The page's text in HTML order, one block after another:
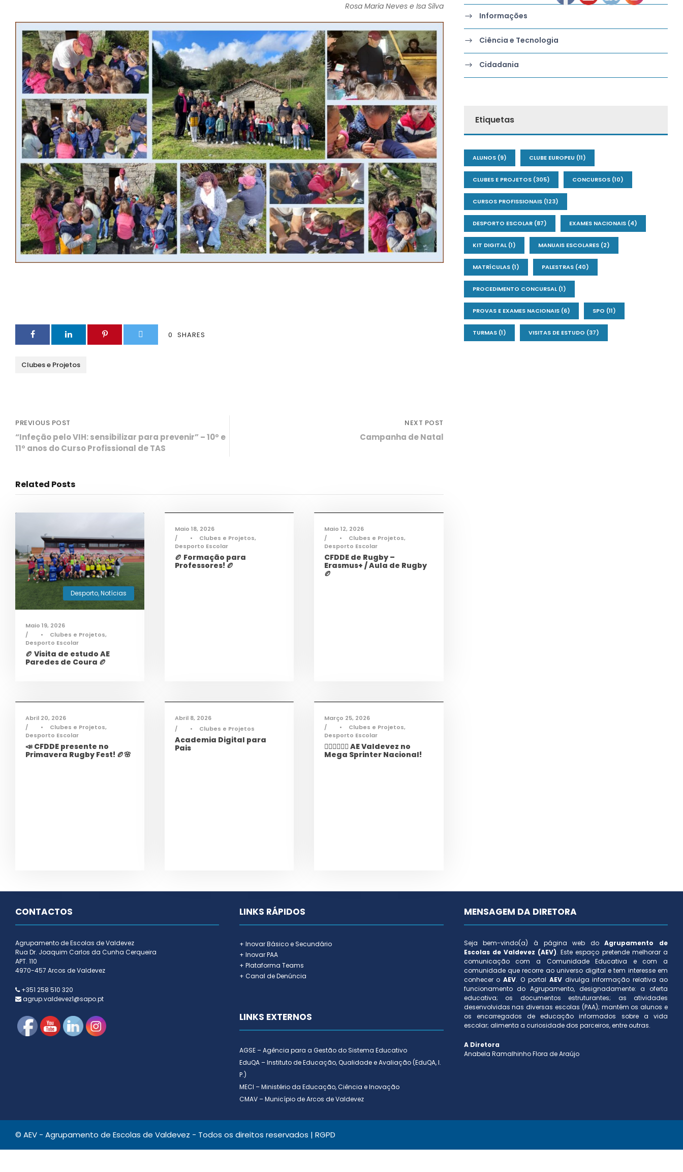
Rosa Maria Neves e Isa Silva
0 SHARES
Clubes e Projetos
PREVIOUS POST
“Infeção pelo VIH: sensibilizar para prevenir” – 10º e
11º anos do Curso Profissional de TAS
NEXT POST
Campanha de Natal
Related Posts
Desporto,Notícias
Maio 19, 2026
•
Clubes e Projetos,
Desporto Escolar
🏉 Visita de estudo AE
Paredes de Coura 🏉
Desporto,Notícias
Maio 18, 2026
•
Clubes e Projetos,
Desporto Escolar
🏉 Formação para
Professores! 🏉
Desporto,Notícias
Maio 12, 2026
•
Clubes e Projetos,
Desporto Escolar
CFDDE de Rugby –
Erasmus+ / Aula de Rugby
🏉
Abril 20, 2026
•
Clubes e Projetos,
Desporto Escolar
📣 CFDDE presente no
Primavera Rugby Fest! 🏉🌸
Abril 8, 2026
•
Clubes e Projetos
Academia Digital para
Pais
Março 25, 2026
•
Clubes e Projetos,
Desporto Escolar
🏃‍♀️🏃‍♂️🏃‍♀️ AE Valdevez no
Mega Sprinter Nacional!
Informações
Ciência e Tecnologia
Cidadania
Etiquetas
ALUNOS(9) CLUBE EUROPEU (11)
CLUBES E PROJETOS(305) CONCURSOS(10)
CURSOS PROFISSIONAIS(123)
DESPORTO ESCOLAR(87) EXAMES NACIONAIS(4)
KIT DIGITAL(1) MANUAIS ESCOLARES(2)
MATRÍCULAS(1) PALESTRAS(40)
PROCEDIMENTO CONCURSAL(1)
PROVAS E EXAMES NACIONAIS(6) SPO (11)
TURMAS(1) VISITAS DE ESTUDO (37)
CONTACTOS
Agrupamento de Escolas de Valdevez
Rua Dr. Joaquim Carlos da Cunha Cerqueira
APT. 110
4970-457 Arcos de Valdevez
+351 258 510 320
agrup.valdevez1@sapo.pt
LINKS RÁPIDOS
+ Inovar Básico e Secundário
+ Inovar PAA
+ Plataforma Teams
+ Canal de Denúncia
LINKS EXTERNOS
AGSE – Agência para a Gestão do Sistema Educativo
EduQA – Instituto de Educação, Qualidade e Avaliação (EduQA, I.
P.)
MECI – Ministério da Educação, Ciência e Inovação
CMAV – Município de Arcos de Valdevez
MENSAGEM DA DIRETORA
Seja bem-vindo(a) à página web doAgrupamento de
Escolas de Valdevez (AEV). Este espaço pretende melhorar a
comunicação com a Comunidade Educativa e com a
comunidade que recorre ao universo digital e tem interesse em
conhecer oAEV. O portal AEVdivulga informação relativa ao
funcionamento do Agrupamento, designadamente: a oferta
educativa; os documentos estruturantes; as atividades
desenvolvidas nas diversas escolas (PAA); mantém os alunos e
os encarregados de educação informados sobre a vida
escolar; alimenta a curiosidade dos parceiros, entre outras.
A Diretora
Anabela Ramalhinho Flora de Araújo
© AEV - Agrupamento de Escolas de Valdevez - Todos os direitos reservados | RGPD